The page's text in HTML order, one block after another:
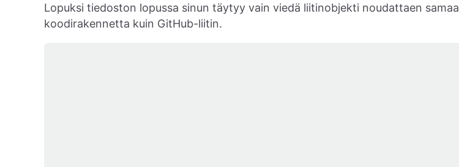
Lopuksi tiedoston lopussa sinun täytyy vain viedä liitinobjekti noudattaen samaa
koodirakennetta kuin GitHub-liitin.